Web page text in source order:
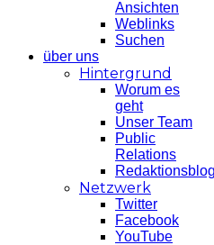
Ansichten
Weblinks
Suchen
über uns
Hintergrund
Worum es
geht
Unser Team
Public
Relations
Redaktionsblog
Netzwerk
Twitter
Facebook
YouTube